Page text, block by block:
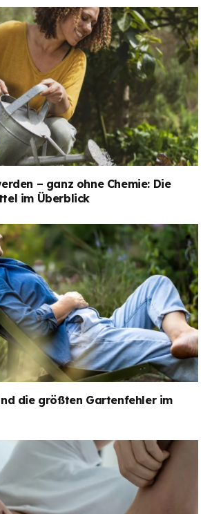
– ganz ohne Chemie: Die
im Überblick
die größten Gartenfehler im